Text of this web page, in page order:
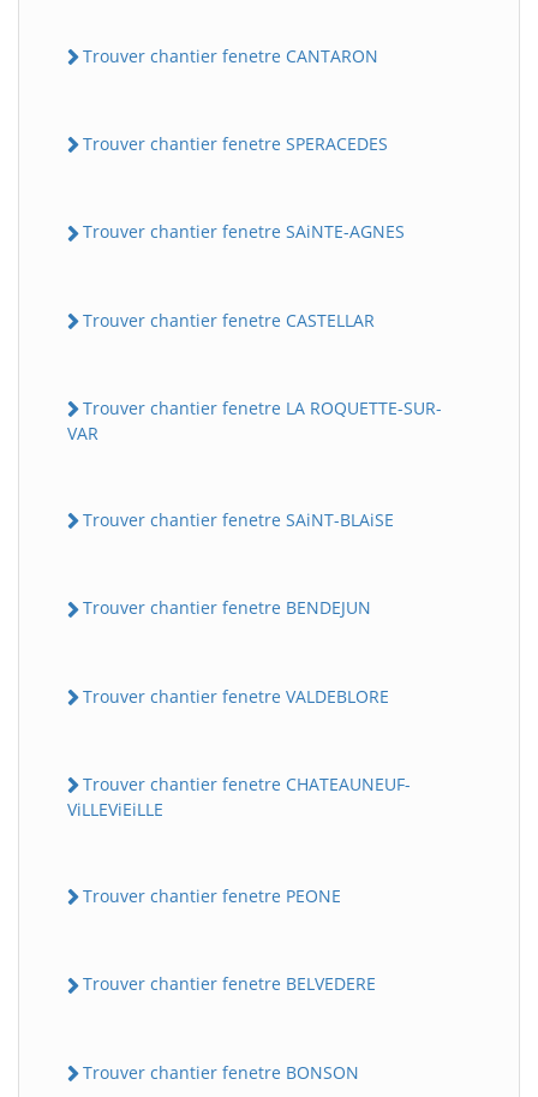
Trouver chantier fenetre CANTARON
Trouver chantier fenetre SPERACEDES
Trouver chantier fenetre SAiNTE-AGNES
Trouver chantier fenetre CASTELLAR
Trouver chantier fenetre LA ROQUETTE-SUR-
VAR
Trouver chantier fenetre SAiNT-BLAiSE
Trouver chantier fenetre BENDEJUN
Trouver chantier fenetre VALDEBLORE
Trouver chantier fenetre CHATEAUNEUF-
ViLLEViEiLLE
Trouver chantier fenetre PEONE
Trouver chantier fenetre BELVEDERE
Trouver chantier fenetre BONSON